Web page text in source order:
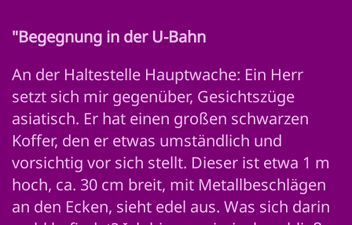
"Begegnung in der U-Bahn
An der Haltestelle Hauptwache: Ein Herr
setzt sich mir gegenüber, Gesichtszüge
asiatisch. Er hat einen großen schwarzen
Koffer, den er etwas umständlich und
vorsichtig vor sich stellt. Dieser ist etwa 1 m
hoch, ca. 30 cm breit, mit Metallbeschlägen
an den Ecken, sieht edel aus. Was sich darin